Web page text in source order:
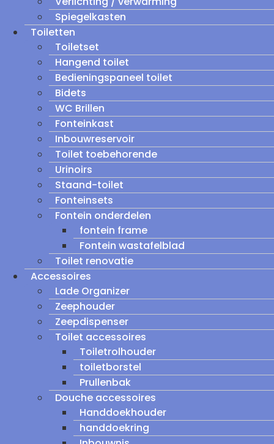
Spiegelkasten
Toiletten
Toiletset
Hangend toilet
Bedieningspaneel toilet
Bidets
WC Brillen
Fonteinkast
Inbouwreservoir
Toilet toebehorende
Urinoirs
Staand-toilet
Fonteinsets
Fontein onderdelen
fontein frame
Fontein wastafelblad
Toilet renovatie
Accessoires
Lade Organizer
Zeephouder
Zeepdispenser
Toilet accessoires
Toiletrolhouder
toiletborstel
Prullenbak
Douche accessoires
Handdoekhouder
handdoekring